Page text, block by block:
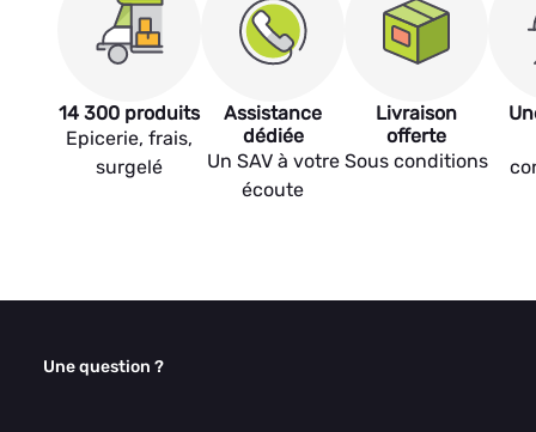
14 300 produits
Epicerie, frais,
surgelé
Assistance
dédiée
Un SAV à votre
écoute
Livraison
offerte
Sous conditions
Une question ?